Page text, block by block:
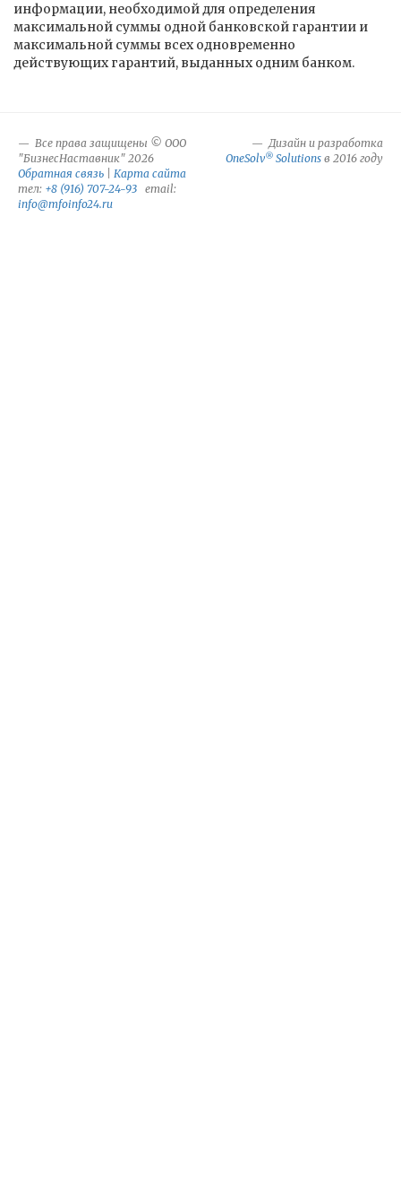
информации, необходимой для определения
максимальной суммы одной банковской гарантии и
максимальной суммы всех одновременно
действующих гарантий, выданных одним банком.
Все права защищены © ООО
"БизнесНаставник" 2026
Обратная связь
Карта сайта
тел: +8 (916) 707-24-93 email:
info@mfoinfo24.ru
Дизайн и разработка
OneSolv® Solutions в 2016 году